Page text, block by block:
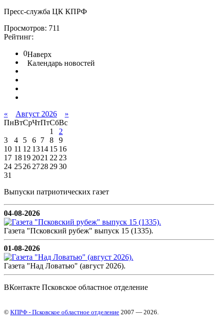
Пресс-служба ЦК КПРФ
Просмотров: 711
Рейтинг:
0Наверх
Календарь новостей
« Август 2026
»
ПнВтСрЧтПтСбВс
1
2
3
4 5 6 7 8
9
10 11 12 1314 15 16
17 18192021 2223
24 252627282930
31
Выпуски патриотических газет
04-08-2026
Газета "Псковский рубеж" выпуск 15 (1335).
01-08-2026
Газета "Над Ловатью" (август 2026).
ВКонтакте Псковское областное отделение
© КПРФ - Псковское областное отделение 2007 — 2026.